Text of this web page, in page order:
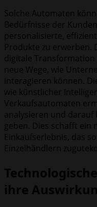
Solche Automaten
Bedürfnisse der
personalisierte,
Produkte zu erwerben.
digitale
neue Wege, wie
interagieren können.
wie künstlicher
Verkaufsautomaten
analysieren und darauf
geben. Dies schafft ein
Einkaufserlebnis, das
Einzelhändlern
ihre